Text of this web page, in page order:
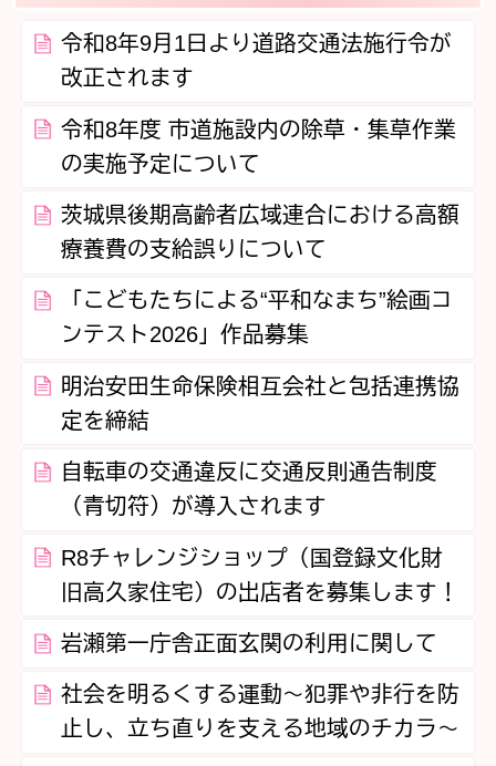
令和8年9月1日より道路交通法施行令が
改正されます
令和8年度 市道施設内の除草・集草作業
の実施予定について
茨城県後期高齢者広域連合における高額
療養費の支給誤りについて
「こどもたちによる“平和なまち”絵画コ
ンテスト2026」作品募集
明治安田生命保険相互会社と包括連携協
定を締結
自転車の交通違反に交通反則通告制度
（青切符）が導入されます
R8チャレンジショップ（国登録文化財
旧高久家住宅）の出店者を募集します！
岩瀬第一庁舎正面玄関の利用に関して
社会を明るくする運動～犯罪や非行を防
止し、立ち直りを支える地域のチカラ～